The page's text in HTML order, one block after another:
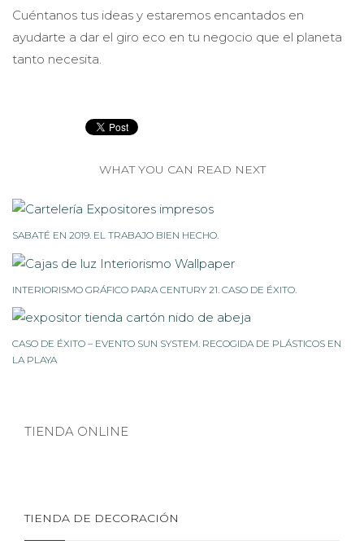
Cuéntanos tus ideas y estaremos encantados en
ayudarte a dar el giro eco en tu negocio que el planeta
tanto necesita.
WHAT YOU CAN READ NEXT
SABATÉ EN 2019. EL TRABAJO BIEN HECHO.
INTERIORISMO GRÁFICO PARA CENTURY 21. CASO DE ÉXITO.
CASO DE ÉXITO – EVENTO SUN SYSTEM. RECOGIDA DE PLÁSTICOS EN
LA PLAYA
TIENDA ONLINE
TIENDA DE DECORACIÓN